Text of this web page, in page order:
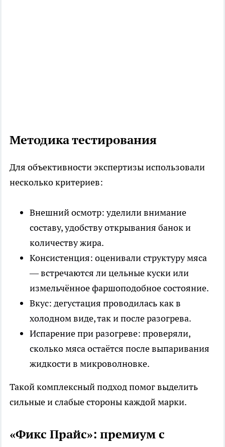
Методика тестирования
Для объективности экспертизы использовали
несколько критериев:
Внешний осмотр: уделили внимание
составу, удобству открывания банок и
количеству жира.
Консистенция: оценивали структуру мяса
— встречаются ли цельные куски или
измельчённое фаршоподобное состояние.
Вкус: дегустация проводилась как в
холодном виде, так и после разогрева.
Испарение при разогреве: проверяли,
сколько мяса остаётся после выпаривания
жидкости в микроволновке.
Такой комплексный подход помог выделить
сильные и слабые стороны каждой марки.
«Фикс Прайс»: премиум с